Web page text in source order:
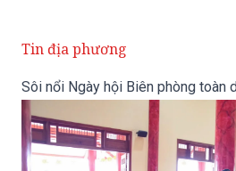
Tin địa phương
Sôi nổi Ngày hội Biên phòng toàn